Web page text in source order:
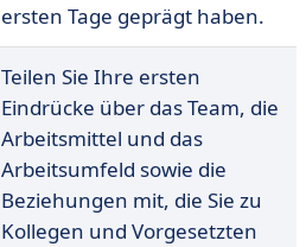
ersten Tage geprägt haben.
Teilen Sie Ihre ersten
Eindrücke über das Team, die
Arbeitsmittel und das
Arbeitsumfeld sowie die
Beziehungen mit, die Sie zu
Kollegen und Vorgesetzten